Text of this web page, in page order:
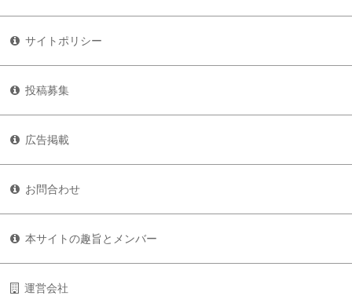
サイトポリシー
投稿募集
広告掲載
お問合わせ
本サイトの趣旨とメンバー
運営会社